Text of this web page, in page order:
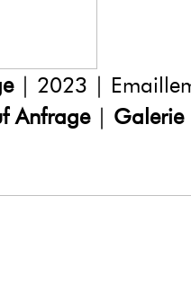
| 2023 |
Anfrage| Galerie